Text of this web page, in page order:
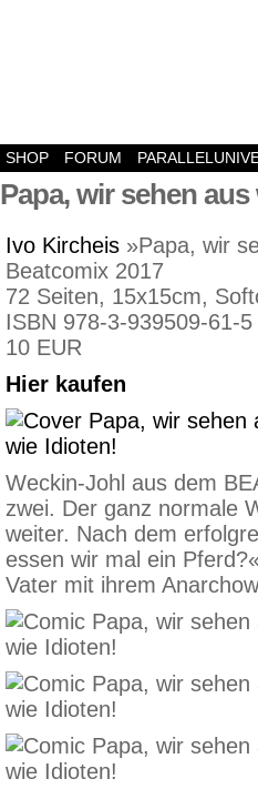
SHOP FORUM
Papa, wir sehen
Ivo Kircheis »Papa, wir
Beatcomix 2017
72 Seiten, 15x15cm,
ISBN 978-3-939509-61-5
10 EUR
Hier kaufen
Weckin-Johl aus dem
zwei. Der ganz normale
weiter. Nach dem
essen wir mal ein
Vater mit ihrem